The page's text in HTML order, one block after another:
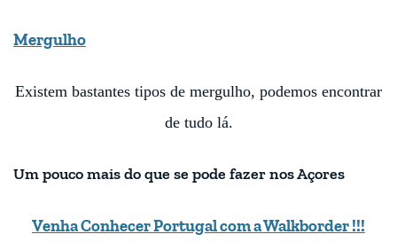
Mergulho
Existem bastantes tipos de mergulho, podemos encontrar
de tudo lá.
Um pouco mais do que se pode fazer nos Açores
Venha Conhecer Portugal com a Walkborder !!!